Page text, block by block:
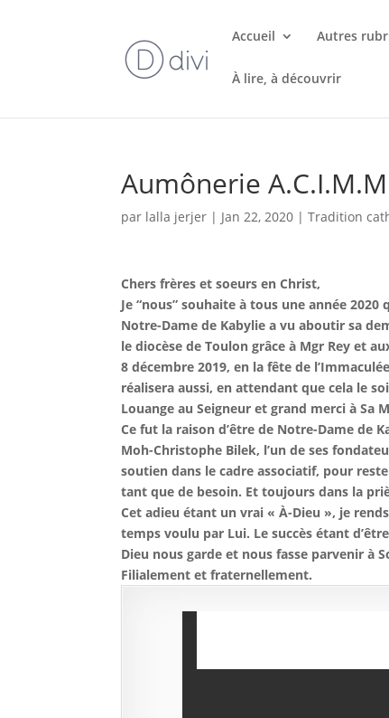
Accueil Autres
À lire, à découvrir
Aumônerie
par lalla jerjer | Jan 22, 2020 |Tradition
Chers frères et soeurs en Christ,
Je “nous” souhaite à tous une année
Notre-Dame de Kabylie a vu aboutir sa
le diocèse de Toulon grâce à Mgr Rey et
8 décembre 2019, en la fête de
réalisera aussi, en attendant que cela le
Louange au Seigneur et grand merci à Sa
Ce fut la raison d’être de Notre-Dame de
Moh-Christophe Bilek, l’un de ses
soutien dans le cadre associatif, pour
tant que de besoin. Et toujours dans la
Cet adieu étant un vrai « À-Dieu », je
temps voulu par Lui. Le succès étant
Dieu nous garde et nous fasse parvenir à
Filialement et fraternellement.